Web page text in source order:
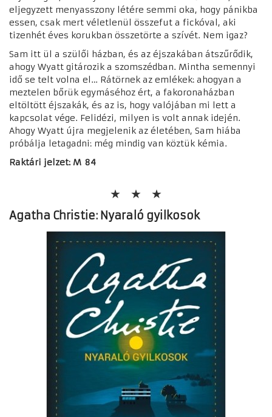
eljegyzett menyasszony létére semmi oka, hogy pánikba
essen, csak mert véletlenül összefut a fickóval, aki
tizenhét éves korukban összetörte a szívét. Nem igaz?
Sam itt ül a szülői házban, és az éjszakában átszűrődik,
ahogy Wyatt gitározik a szomszédban. Mintha semennyi
idő se telt volna el… Rátörnek az emlékek: ahogyan a
meztelen bőrük egymáséhoz ért, a fakoronaházban
eltöltött éjszakák, és az is, hogy valójában mi lett a
kapcsolat vége. Felidézi, milyen is volt annak idején.
Ahogy Wyatt újra megjelenik az életében, Sam hiába
próbálja letagadni: még mindig van köztük kémia.
Raktári jelzet: M 84
Agatha Christie: Nyaraló gyilkosok